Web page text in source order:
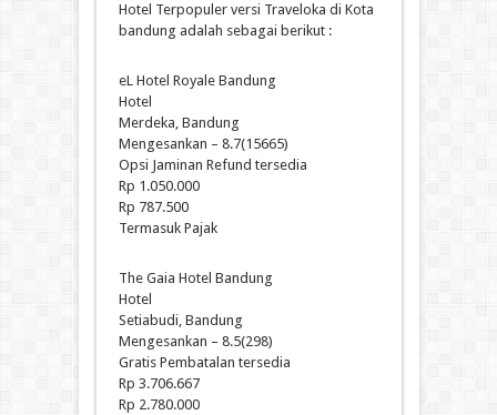
Hotel Terpopuler versi Traveloka di Kota
bandung adalah sebagai berikut :
eL Hotel Royale Bandung
Hotel
Merdeka, Bandung
Mengesankan – 8.7(15665)
Opsi Jaminan Refund tersedia
Rp 1.050.000
Rp 787.500
Termasuk Pajak
The Gaia Hotel Bandung
Hotel
Setiabudi, Bandung
Mengesankan – 8.5(298)
Gratis Pembatalan tersedia
Rp 3.706.667
Rp 2.780.000